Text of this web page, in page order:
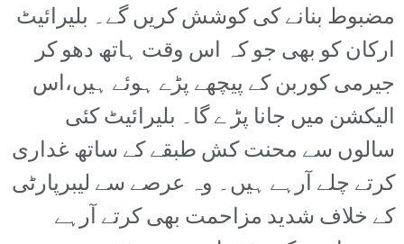
مضبوط بنانے کی کوشش کریں گے۔ بلیرائیٹ
ارکان کو بھی جو کہ اس وقت ہاتھ دھو کر
جیرمی کوربن کے پیچھے پڑے ہوئے ہیں،اس
الیکشن میں جانا پڑ ے گا۔ بلیرائیٹ کئی
سالوں سے محنت کش طبقے کے ساتھ غداری
کرتے چلے آرہے ہیں۔ وہ عرصے سے لیبرپارٹی
کے خلاف شدید مزاحمت بھی کرتے آرہے